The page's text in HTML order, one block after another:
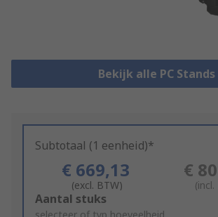
Bekijk alle PC Stands
Subtotaal (1 eenheid)*
€ 669,13
(excl. BTW)
€
Add
Aantal stuks